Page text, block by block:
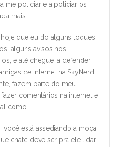
me policiar e a policiar os
mais.
hoje que eu do alguns toques
alguns avisos nos
e até cheguei a defender
de internet na SkyNerd.
fazem parte do meu
comentários na internet e
como:
você está assediando a moça;
chato deve ser pra ele lidar